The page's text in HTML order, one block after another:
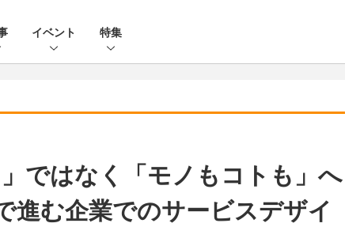
イベント 特集
」ではなく「モノもコトも」へ
進む企業でのサービスデザイ